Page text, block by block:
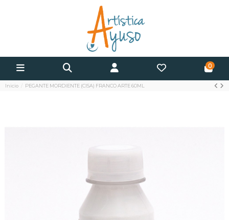
0
Inicio PEGANTE MORDIENTE (CISA) FRANCO ARTE 60ML